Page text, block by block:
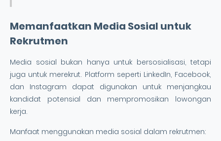
Memanfaatkan Media Sosial untuk
Rekrutmen
Media sosial bukan hanya untuk bersosialisasi, tetapi
juga untuk merekrut. Platform seperti LinkedIn, Facebook,
dan Instagram dapat digunakan untuk menjangkau
kandidat potensial dan mempromosikan lowongan
kerja.
Manfaat menggunakan media sosial dalam rekrutmen: